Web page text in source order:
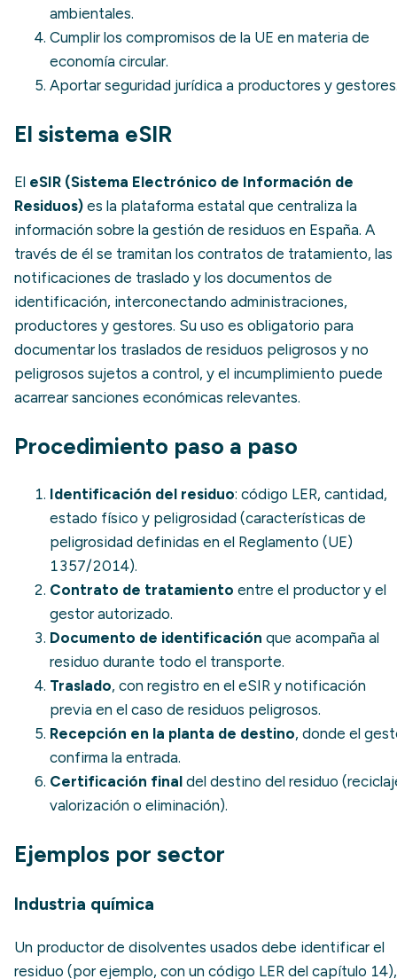
ambientales.
Cumplir los compromisos de la UE en materia de
economía circular.
Aportar seguridad jurídica a productores y
El sistema eSIR
El eSIR (Sistema Electrónico de Información de
Residuos) es la plataforma estatal que centraliza la
información sobre la gestión de residuos en España. A
través de él se tramitan los contratos de tratamiento, las
notificaciones de traslado y los documentos de
identificación, interconectando administraciones,
productores y gestores. Su uso es obligatorio para
documentar los traslados de residuos peligrosos y no
peligrosos sujetos a control, y el incumplimiento puede
acarrear sanciones económicas relevantes.
Procedimiento paso a paso
Identificación del residuo: código LER, cantidad,
estado físico y peligrosidad (características de
peligrosidad definidas en el Reglamento (UE)
1357/2014).
Contrato de tratamiento entre el productor y el
gestor autorizado.
Documento de identificación que acompaña al
residuo durante todo el transporte.
Traslado, con registro en el eSIR y notificación
previa en el caso de residuos peligrosos.
Recepción en la planta de destino, donde el
confirma la entrada.
Certificación final del destino del residuo
valorización o eliminación).
Ejemplos por sector
Industria química
Un productor de disolventes usados debe identificar el
residuo (por ejemplo, con un código LER del capítulo 14),